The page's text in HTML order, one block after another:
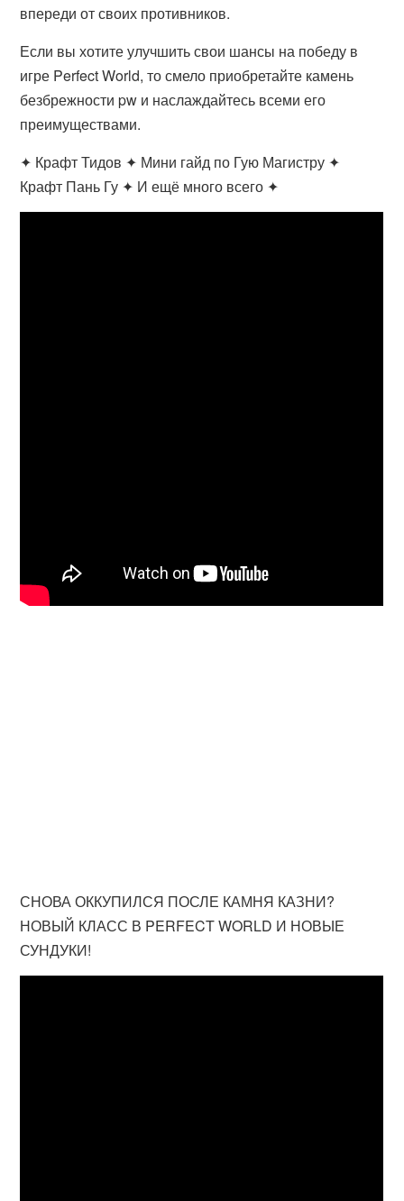
впереди от своих противников.
Если вы хотите улучшить свои шансы на победу в
игре Perfect World, то смело приобретайте камень
безбрежности pw и наслаждайтесь всеми его
преимуществами.
✦ Крафт Тидов ✦ Мини гайд по Гую Магистру ✦
Крафт Пань Гу ✦ И ещё много всего ✦
СНОВА ОККУПИЛСЯ ПОСЛЕ КАМНЯ КАЗНИ?
НОВЫЙ КЛАСС В PERFECT WORLD И НОВЫЕ
СУНДУКИ!